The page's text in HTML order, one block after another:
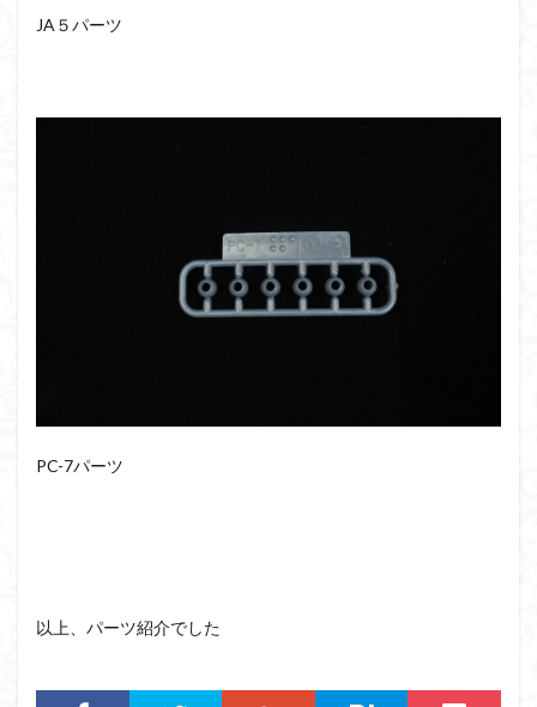
JA５パーツ
PC-7パーツ
以上、パーツ紹介でした